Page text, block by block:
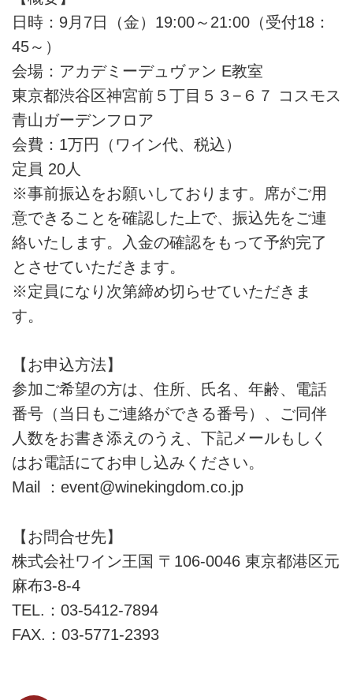
日時：9月7日（金）19:00～21:00（受付18：
45～）
会場：アカデミーデュヴァン E教室
東京都渋谷区神宮前５丁目５３−６７ コスモス
青山ガーデンフロア
会費：1万円（ワイン代、税込）
定員 20人
※事前振込をお願いしております。席がご用
意できることを確認した上で、振込先をご連
絡いたします。入金の確認をもって予約完了
とさせていただきます。
※定員になり次第締め切らせていただきま
す。
【お申込方法】
参加ご希望の方は、住所、氏名、年齢、電話
番号（当日もご連絡ができる番号）、ご同伴
人数をお書き添えのうえ、下記メールもしく
はお電話にてお申し込みください。
Mail ：event@winekingdom.co.jp
【お問合せ先】
株式会社ワイン王国 〒106-0046 東京都港区元
麻布3-8-4
TEL.：03-5412-7894
FAX.：03-5771-2393